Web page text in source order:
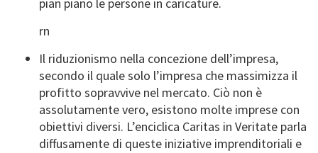
rn
Il riduzionismo nella concezione dell’impresa,
secondo il quale solo l’impresa che massimizza il
profitto sopravvive nel mercato. Ciò non è
assolutamente vero, esistono molte imprese con
obiettivi diversi. L’enciclica Caritas in Veritate parla
diffusamente di queste iniziative imprenditoriali e